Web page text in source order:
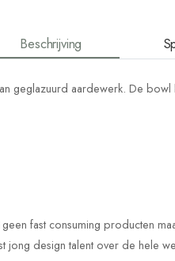
Beschrijving
geglazuurd aardewerk. De
fast consuming producten
jong design talent over de hele